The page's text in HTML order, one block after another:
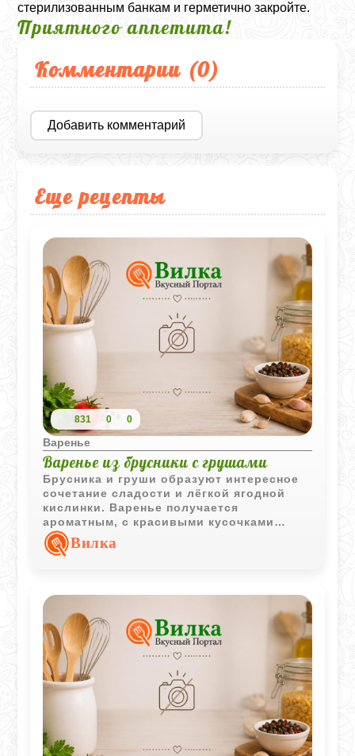
стерилизованным банкам и герметично закройте.
Приятного аппетита!
Комментарии (0)
Добавить комментарий
Еще рецепты
831 0 0
Варенье
Варенье из брусники с грушами
Брусника и груши образуют интересное
сочетание сладости и лёгкой ягодной
кислинки. Варенье получается
ароматным, с красивыми кусочками
фруктов и насыщенным рубиновым
сиропом.
Вилка